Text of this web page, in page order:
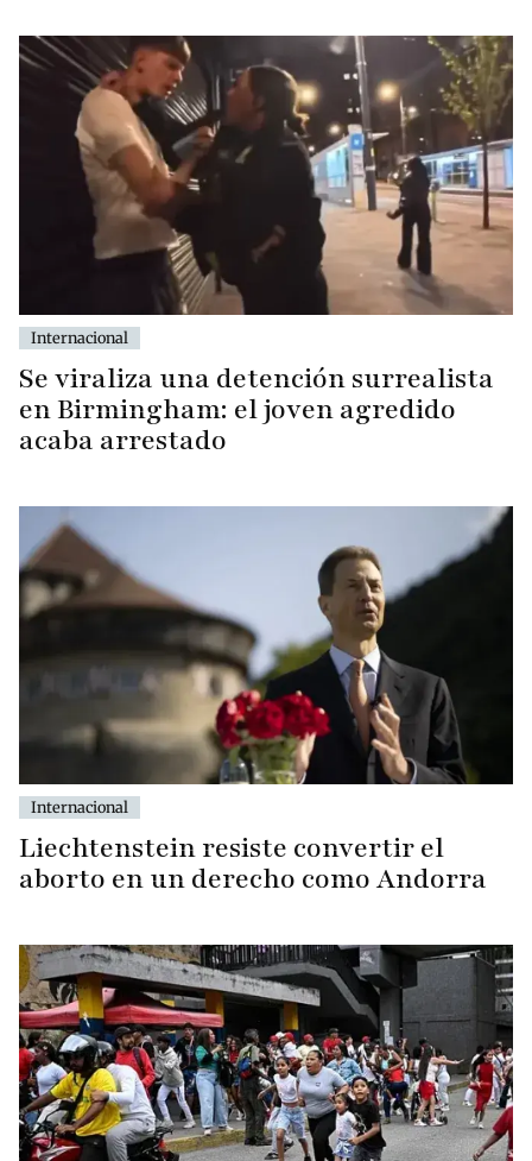
Internacional
Se viraliza una detención surrealista
en Birmingham: el joven agredido
acaba arrestado
Internacional
Liechtenstein resiste convertir el
aborto en un derecho como Andorra